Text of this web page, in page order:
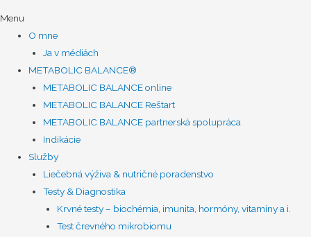
Menu
O mne
Ja v médiách
METABOLIC BALANCE®
METABOLIC BALANCE online
METABOLIC BALANCE Reštart
METABOLIC BALANCE partnerská spolupráca
Indikácie
Služby
Liečebná výživa & nutričné poradenstvo
Testy & Diagnostika
Krvné testy – biochémia, imunita, hormóny, vitamíny a i.
Test črevného mikrobiomu